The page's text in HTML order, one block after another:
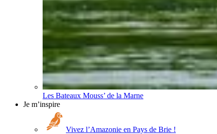
Les Bateaux Mouss’ de la Marne
Je m’inspire
Vivez l’Amazonie en Pays de Brie !